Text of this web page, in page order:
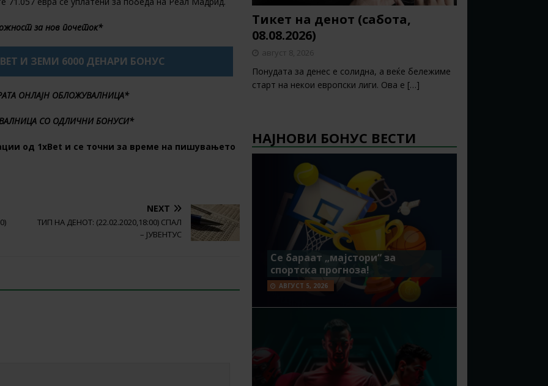
за нов почеток*
И ЗЕМИ 6000 ДЕНАРИ БОНУС
ОНЛАЈН ОБЛОЖУВАЛНИЦА*
СО ОДЛИЧНИ БОНУСИ*
од 1хBet и се точни за време на пишувањето
NEXT
ТИП НА ДЕНОТ: (22.02.2020,18:00) СПАЛ
– ЈУВЕНТУС
Тикет на денот (сабота,
08.08.2026)
август 8, 2026
Понудата за денес е солидна, а веќе бележиме
старт на некои европски лиги. Ова е […]
НАЈНОВИ БОНУС ВЕСТИ
Се бараат „мајстори“ за
спортска прогноза!
АВГУСТ 5, 2026